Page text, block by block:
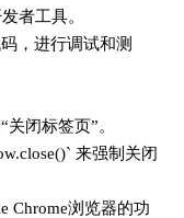
者工具。
，进行调试和测
闭标签页”。
来强制关闭
Chrome浏览器的功